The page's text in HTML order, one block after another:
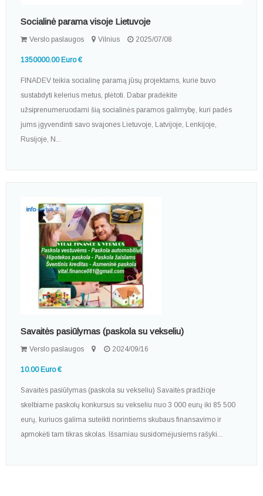
Socialinė parama visoje Lietuvoje
Verslo paslaugos Vilnius 2025/07/08
1350000.00 Euro €
FINADEV teikia socialinę paramą jūsų projektams, kurie buvo
sustabdyti kelerius metus, plėtoti. Dabar pradėkite
užsiprenumeruodami šią socialinės paramos galimybę, kuri padės
jums įgyvendinti savo svajones Lietuvoje, Latvijoje, Lenkijoje,
Rusijoje, N...
Savaitės pasiūlymas (paskola su vekseliu)
Verslo paslaugos 2024/09/16
10.00 Euro €
Savaitės pasiūlymas (paskola su vekseliu) Savaitės pradžioje
skelbiame paskolų konkursus su vekseliu nuo 3 000 eurų iki 85 500
eurų, kuriuos galima suteikti norintiems skubaus finansavimo ir
apmokėti tam tikras skolas. Išsamiau susidomėjusiems rašyki...